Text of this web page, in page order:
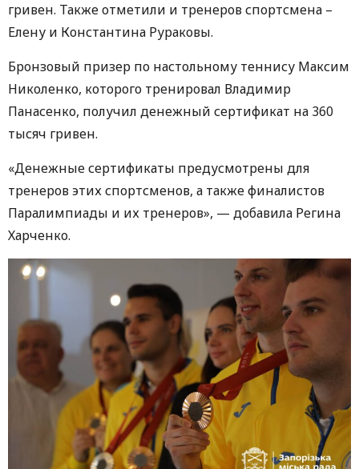
гривен. Также отметили и тренеров спортсмена –
Елену и Константина Рураковы.
Бронзовый призер по настольному теннису Максим
Николенко, которого тренировал Владимир
Панасенко, получил денежный сертификат на 360
тысяч гривен.
«Денежные сертификаты предусмотрены для
тренеров этих спортсменов, а также финалистов
Паралимпиады и их тренеров», — добавила Регина
Харченко.